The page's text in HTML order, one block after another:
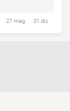
27 mag 31 dic